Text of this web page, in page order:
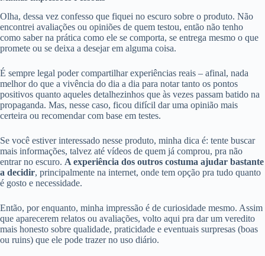
Olha, dessa vez confesso que fiquei no escuro sobre o produto. Não
encontrei avaliações ou opiniões de quem testou, então não tenho
como saber na prática como ele se comporta, se entrega mesmo o que
promete ou se deixa a desejar em alguma coisa.
É sempre legal poder compartilhar experiências reais – afinal, nada
melhor do que a vivência do dia a dia para notar tanto os pontos
positivos quanto aqueles detalhezinhos que às vezes passam batido na
propaganda. Mas, nesse caso, ficou difícil dar uma opinião mais
certeira ou recomendar com base em testes.
Se você estiver interessado nesse produto, minha dica é: tente buscar
mais informações, talvez até vídeos de quem já comprou, pra não
entrar no escuro. A experiência dos outros costuma ajudar bastante
a decidir, principalmente na internet, onde tem opção pra tudo quanto
é gosto e necessidade.
Então, por enquanto, minha impressão é de curiosidade mesmo. Assim
que aparecerem relatos ou avaliações, volto aqui pra dar um veredito
mais honesto sobre qualidade, praticidade e eventuais surpresas (boas
ou ruins) que ele pode trazer no uso diário.